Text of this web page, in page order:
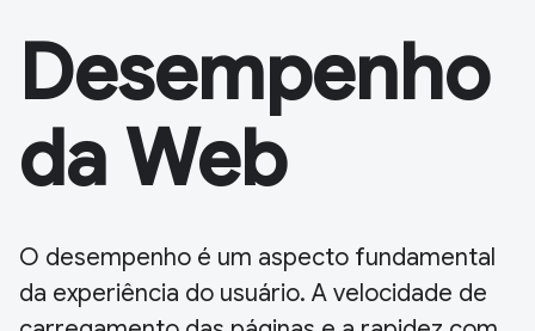
Desempenho
da Web
O desempenho é um aspecto fundamental
da experiência do usuário. A velocidade de